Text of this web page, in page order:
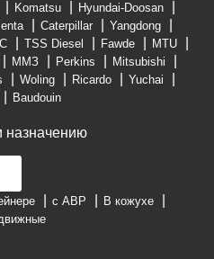
Komatsu
Hyundai-Doosan
Caterpillar
Yangdong
TSS Diesel Fawde
MTU
ММЗ Perkins
Mitsubishi
Woling Ricardo
Yuchai
Baudouin
назначению
с АВР
В кожухе